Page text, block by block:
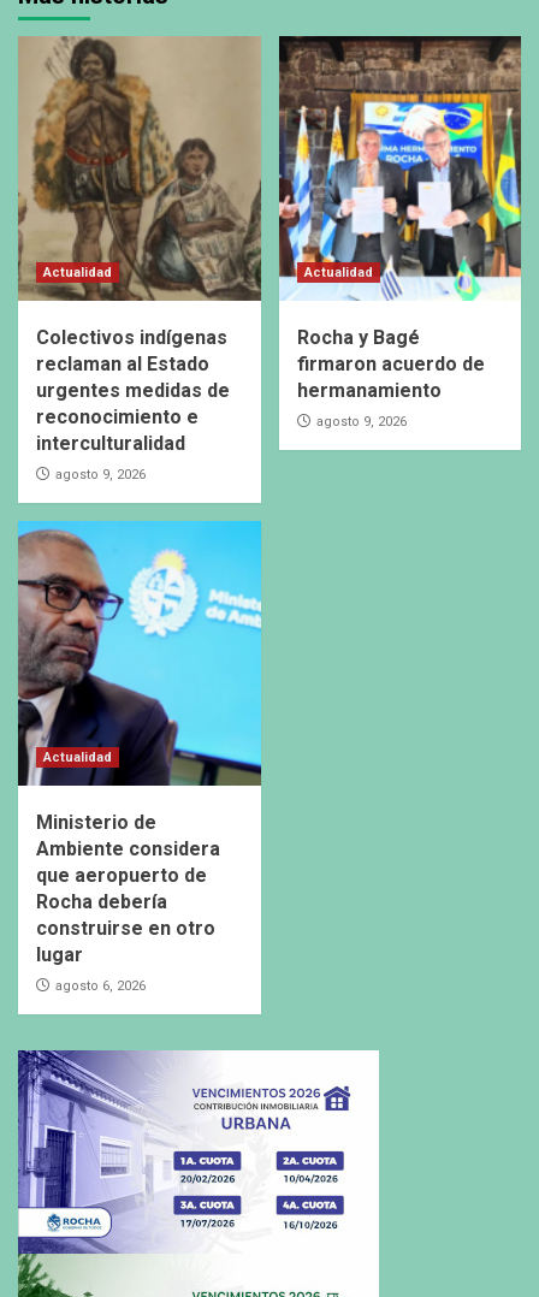
Actualidad
Colectivos indígenas
reclaman al Estado
urgentes medidas de
reconocimiento e
interculturalidad
agosto 9, 2026
Actualidad
Rocha y Bagé
firmaron acuerdo de
hermanamiento
agosto 9, 2026
Actualidad
Ministerio de
Ambiente considera
que aeropuerto de
Rocha debería
construirse en otro
lugar
agosto 6, 2026